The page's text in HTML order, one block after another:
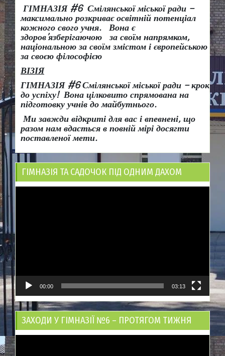
ГІМНАЗІЯ #6 Смілянської міської ради –
максимально розкриває освітній потенціал
кожного свого учня.
Вона є
здоров’язберігаючою за своїм напрямком,
національною за своїм змістом і європейською
за своєю філософією
ВІЗІЯ
ГІМНАЗІЯ #6 Смілянської міської ради – крок
до успіху! Вона цілковито спрямована на
підготовку учнів до майбутнього.
Ми завжди відкриті для вас і впевнені, що
разом нам вдасться в повній мірі досягти
поставленої мети.
ГІМНАЗІЯ ТА САДОЧОК ПІД ОДНИМ ДАХОМ
00:00 03:13
ЗАХОДИ У ГІМНАЗІЇ №6 – ПРОТЯГОМ ТИЖНЯ